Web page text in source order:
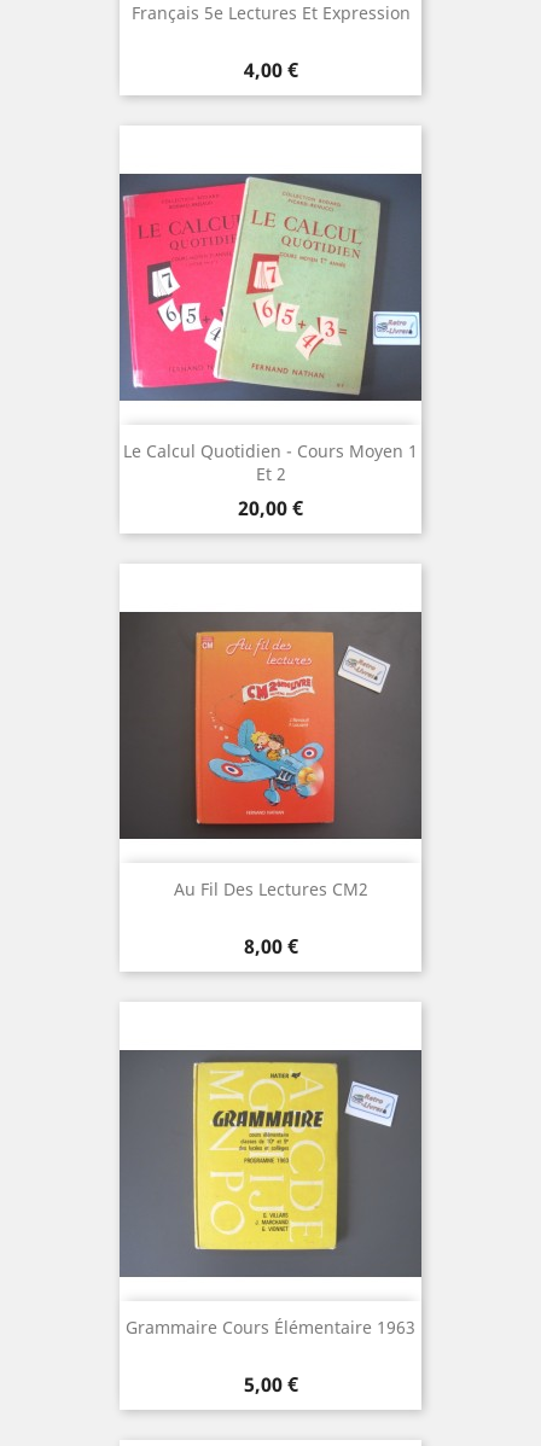
Français 5e Lectures Et Expression
Prix
4,00 €
Le Calcul Quotidien - Cours Moyen 1
Et 2
Prix
20,00 €
Au Fil Des Lectures CM2
Prix
8,00 €
Grammaire Cours Élémentaire 1963
Prix
5,00 €